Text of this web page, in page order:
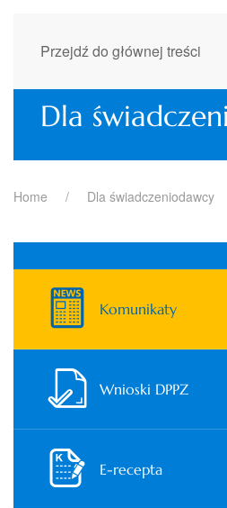
Przejdź do głównej treści
Dla
Home Dla świadczeniodawcy
Komunikaty
Wnioski DPPZ
E-recepta